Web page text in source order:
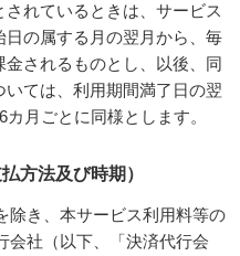
れているときは、サービス
の属する月の翌月から、毎
されるものとし、以後、同
ては、利用期間満了日の翌
月ごとに同様とします。
方法及び時期）
除き、本サービス利用料等の
会社（以下、「決済代行会